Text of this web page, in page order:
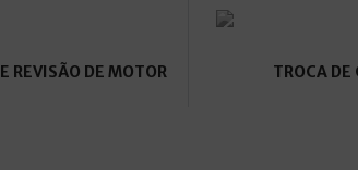
REVISÃO DE MOTOR TROCA DE